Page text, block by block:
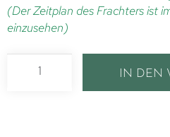
(Der Zeitplan des Frachters ist
einzusehen)
IN DEN